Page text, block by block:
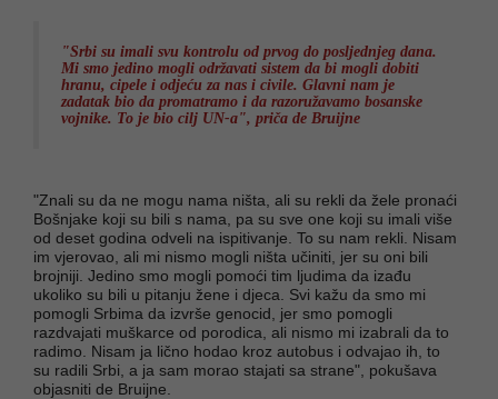
"Srbi su imali svu kontrolu od prvog do posljednjeg dana.
Mi smo jedino mogli održavati sistem da bi mogli dobiti
hranu, cipele i odjeću za nas i civile. Glavni nam je
zadatak bio da promatramo i da razoružavamo bosanske
vojnike. To je bio cilj UN-a", priča de Bruijne
"Znali su da ne mogu nama ništa, ali su rekli da žele pronaći
Bošnjake koji su bili s nama, pa su sve one koji su imali više
od deset godina odveli na ispitivanje. To su nam rekli. Nisam
im vjerovao, ali mi nismo mogli ništa učiniti, jer su oni bili
brojniji. Jedino smo mogli pomoći tim ljudima da izađu
ukoliko su bili u pitanju žene i djeca. Svi kažu da smo mi
pomogli Srbima da izvrše genocid, jer smo pomogli
razdvajati muškarce od porodica, ali nismo mi izabrali da to
radimo. Nisam ja lično hodao kroz autobus i odvajao ih, to
su radili Srbi, a ja sam morao stajati sa strane", pokušava
objasniti de Bruijne.